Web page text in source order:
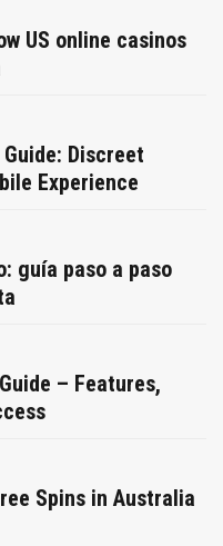
US online casinos
Discreet
Experience
guía paso a paso
– Features,
Spins in Australia